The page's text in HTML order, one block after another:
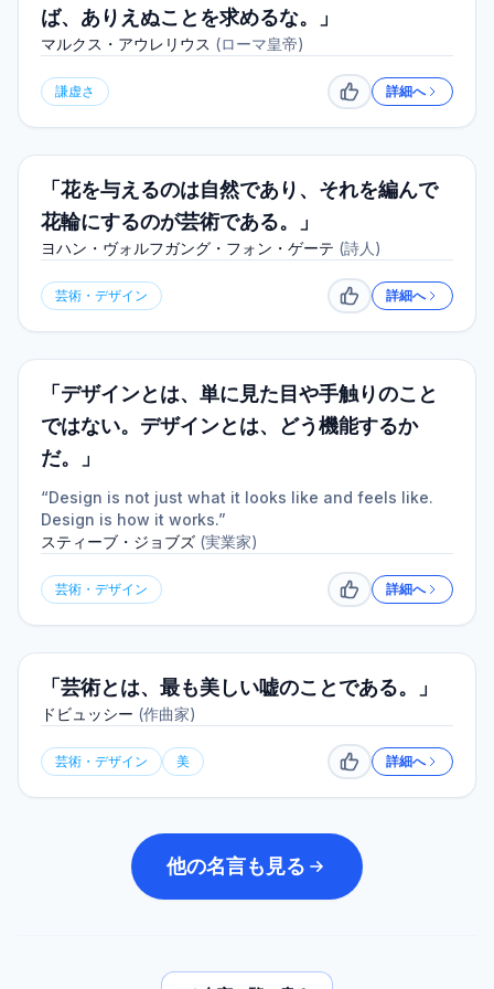
ば、ありえぬことを求めるな。」
マルクス・アウレリウス (ローマ皇帝)
謙虚さ いいね詳細へ
「花を与えるのは自然であり、それを編んで
花輪にするのが芸術である。」
ヨハン・ヴォルフガング・フォン・ゲーテ (詩人 )
芸術・デザイン いいね詳細へ
「デザインとは、単に見た目や手触りのこと
ではない。デザインとは、どう機能するか
だ。」
“Design is not just what it looks like and feels like.
Design is how it works.”
スティーブ・ジョブズ (実業家)
芸術・デザイン いいね詳細へ
「芸術とは、最も美しい嘘のことである。」
ドビュッシー (作曲家)
芸術・デザイン 美 いいね詳細へ
他の名言も見る